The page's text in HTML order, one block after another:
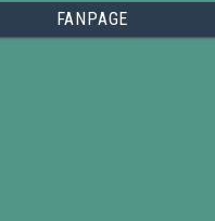
FANPAGE